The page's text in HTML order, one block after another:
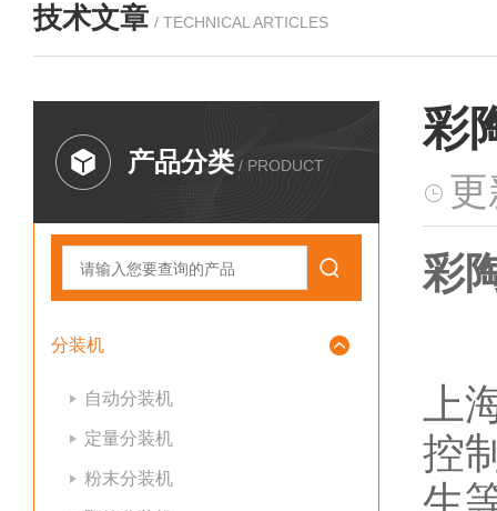
技术文章 / TECHNICAL ARTICLES
产品分类 / PRODUCT
分装机
自动分装机
定量分装机
粉末分装机
彩
彩
上
控